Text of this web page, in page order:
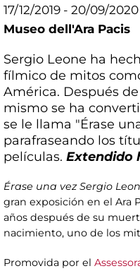
17/12/2019 - 20/09/2020
Museo dell'Ara Pacis
Sergio Leone ha
fílmico de mitos
América. Después
mismo se ha
se le llama "Érase
parafraseando los
películas. Extendido
Érase una vez Sergio
gran exposición en el Ara
años después de su
nacimiento, uno de los
Promovida por el